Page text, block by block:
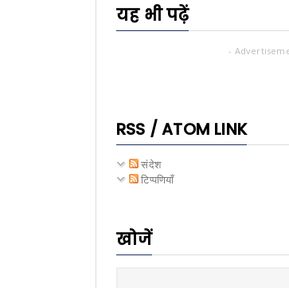
यह भी पढ़ें
-
RSS / ATOM LINK
संदेश
टिप्पणियाँ
खोजें